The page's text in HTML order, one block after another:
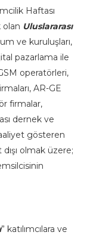
Haftası
olan Uluslararası
ve kuruluşları,
pazarlama ile
operatörleri,
AR-GE
firmalar,
dernek ve
gösteren
olmak üzere;
” katılımcılara ve